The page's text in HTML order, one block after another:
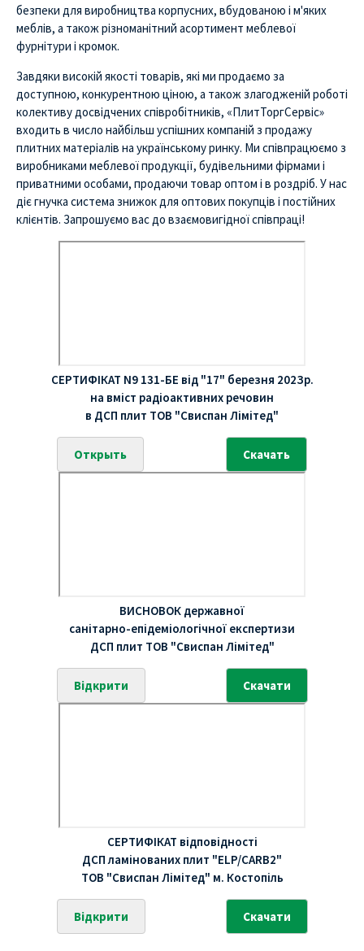
безпеки для виробництва корпусних, вбудованою і м'яких
меблів, а також різноманітний асортимент меблевої
фурнітури і кромок.
Завдяки високій якості товарів, які ми продаємо за
доступною, конкурентною ціною, а також злагодженій роботі
колективу досвідчених співробітників, «ПлитТоргСервіс»
входить в число найбільш успішних компаній з продажу
плитних матеріалів на українському ринку. Ми співпрацюємо з
виробниками меблевої продукції, будівельними фірмами і
приватними особами, продаючи товар оптом і в роздріб. У нас
діє гнучка система знижок для оптових покупців і постійних
клієнтів. Запрошуємо вас до взаємовигідної співпраці!
СЕРТИФIКАТ N9 131-БЕ вiд "17" березня 202Зр.
на вміст радiоактивних речовин
в ДСП плит ТОВ "Свиспан Лімітед"
Открыть Скачать
ВИСНОВОК державної
санітарно-епідеміологічної експертизи
ДСП плит ТОВ "Свиспан Лімітед"
Відкрити Скачати
СЕРТИФІКАТ відповідності
ДСП ламінованих плит "ELP/CARB2"
ТОВ "Свиспан Лімітед" м. Костопіль
Відкрити Скачати